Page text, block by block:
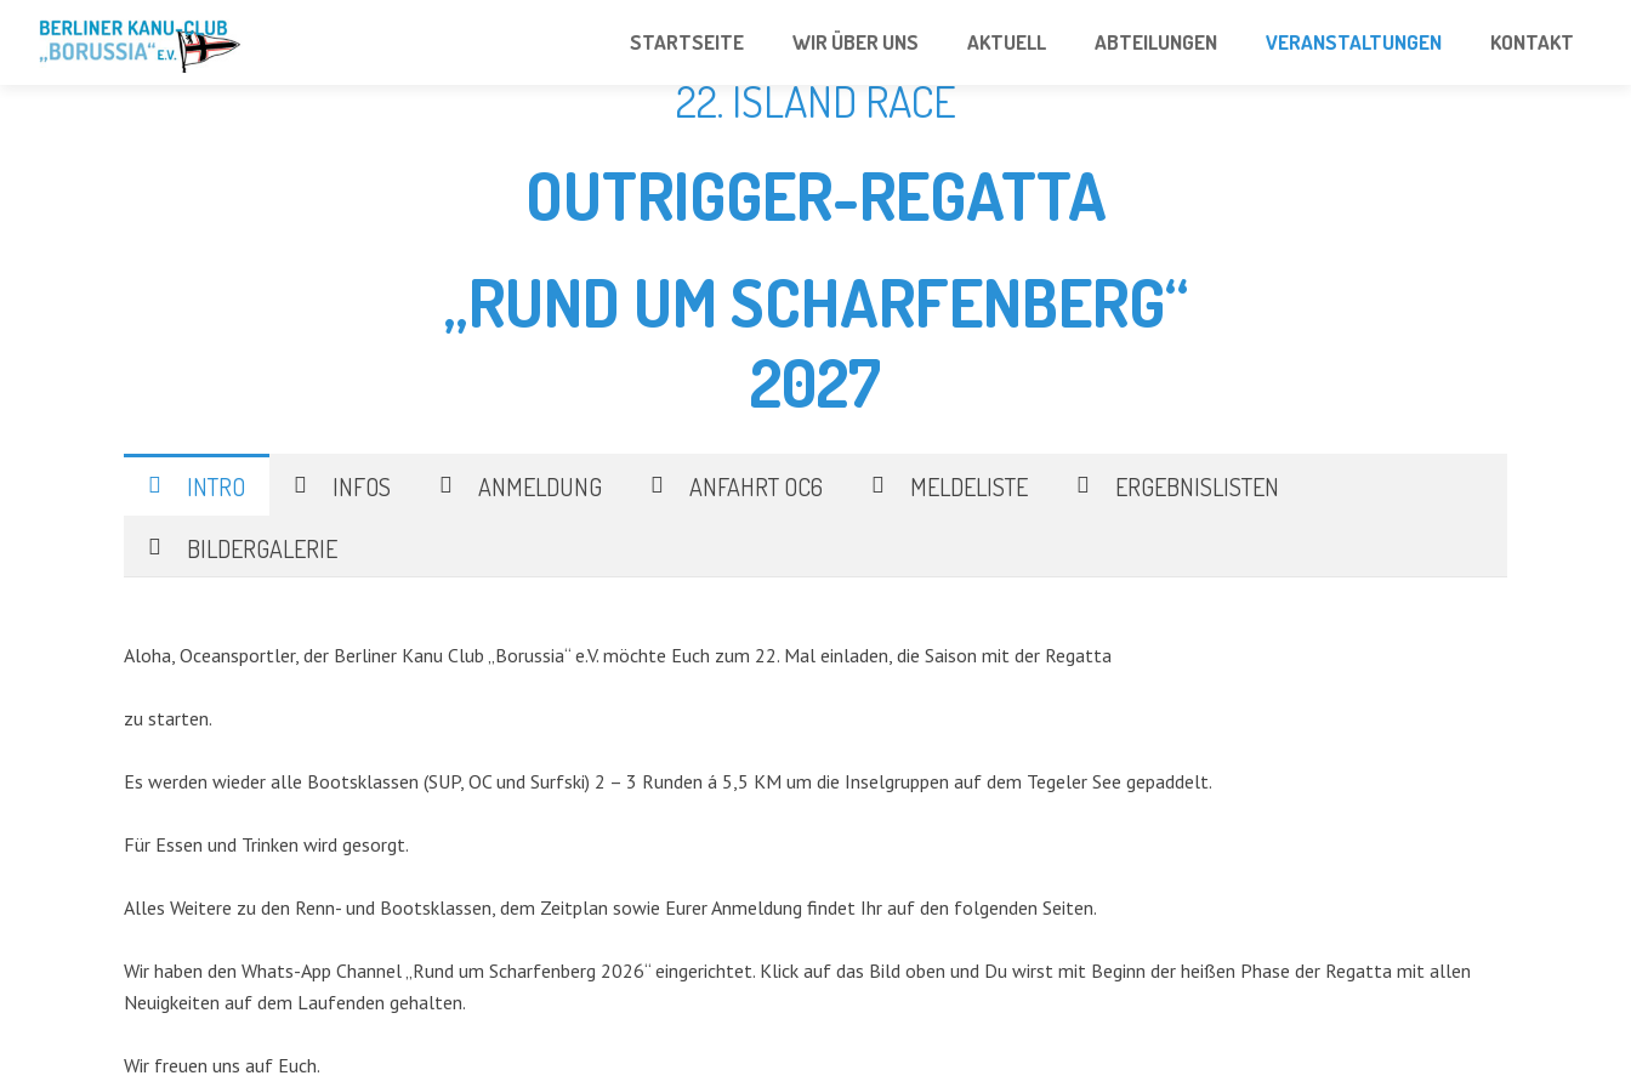
STARTSEITE WIR ÜBER UNS AKTUELL ABTEILUNGEN VERANSTALTUNGEN KONTAKT
22. ISLAND RACE
OUTRIGGER-REGATTA
„RUND UM SCHARFENBERG“
2027
INTRO INFOS ANMELDUNG ANFAHRT OC6 MELDELISTE
ERGEBNISLISTEN
BILDERGALERIE
Aloha, Oceansportler, der Berliner Kanu Club „Borussia“ e.V. möchte Euch zum 22. Mal einladen, die Saison mit der Regatta
zu starten.
Es werden wieder alle Bootsklassen (SUP, OC und Surfski) 2 – 3 Runden á 5,5 KM um die Inselgruppen auf dem Tegeler See gepaddelt.
Für Essen und Trinken wird gesorgt.
Alles Weitere zu den Renn- und Bootsklassen, dem Zeitplan sowie Eurer Anmeldung findet Ihr auf den folgenden Seiten.
Wir haben den Whats-App Channel „Rund um Scharfenberg 2026“ eingerichtet. Klick auf das Bild oben und Du wirst mit Beginn der heißen Phase der Regatta mit allen
Neuigkeiten auf dem Laufenden gehalten.
Wir freuen uns auf Euch.
Aktuell(48)
Drachenboot(47)
Kanu-Rennsport(13)
nach: